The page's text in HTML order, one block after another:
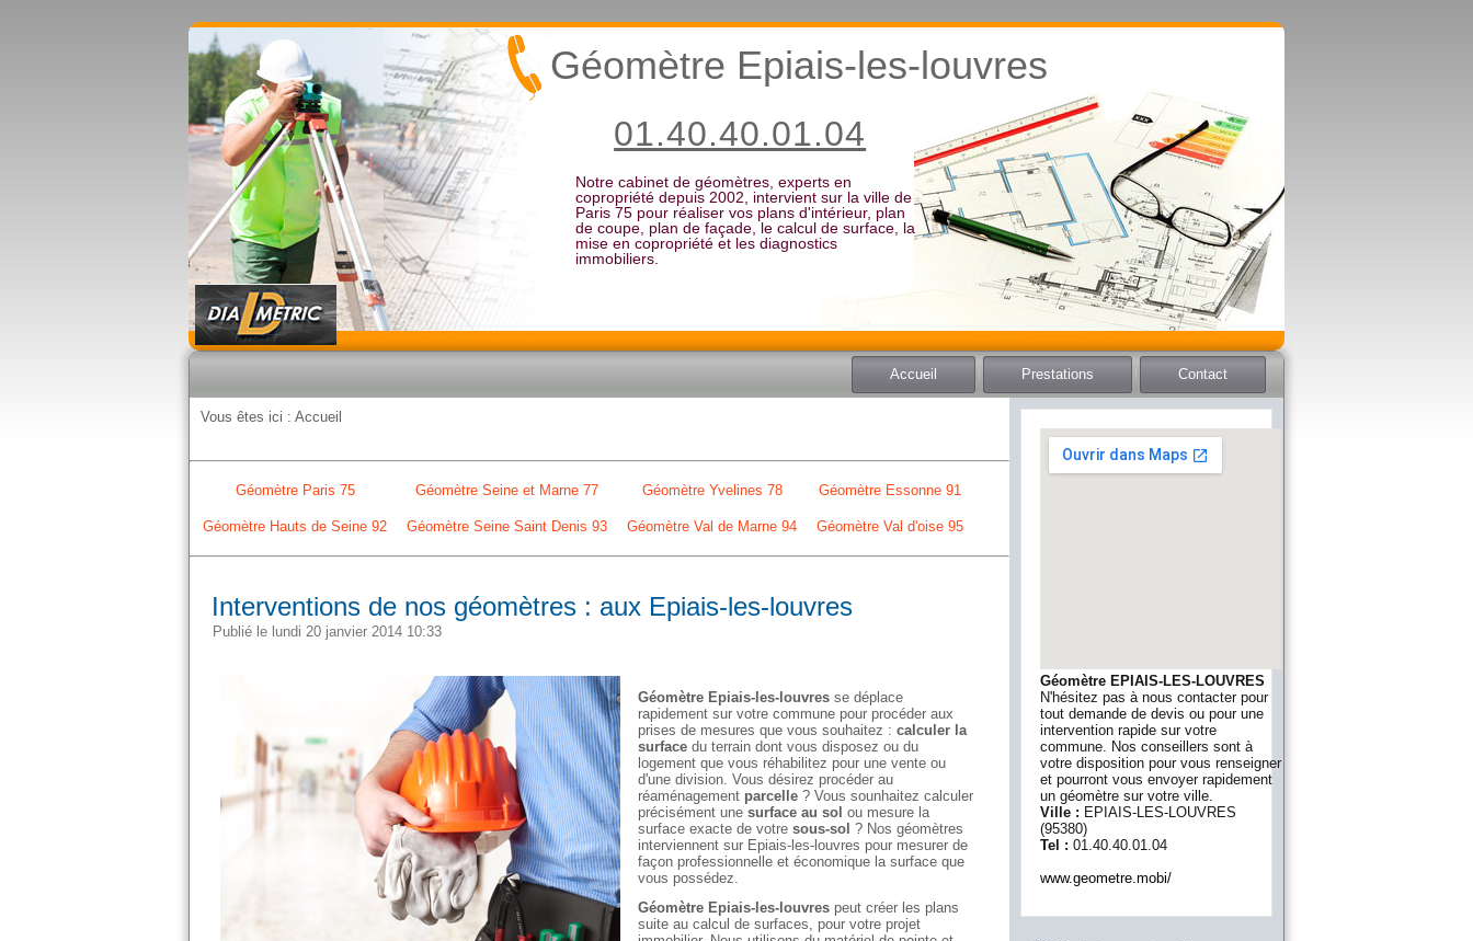
Notre cabinet de géomètres, experts en
copropriété depuis 2002, intervient sur la ville de
Paris 75 pour réaliser vos plans d'intérieur, plan
de coupe, plan de façade, le calcul de surface, la
mise en copropriété et les diagnostics
immobiliers.
Géomètre Epiais-les-louvres
01.40.40.01.04
Accueil Prestations Contact
Vous êtes ici : Accueil
Géomètre Paris 75 Géomètre Seine et Marne 77 Géomètre Yvelines 78 Géomètre Essonne 91
Géomètre Hauts de Seine 92 Géomètre Seine Saint Denis 93 Géomètre Val de Marne 94 Géomètre Val d'oise 95
Interventions de nos géomètres : aux Epiais-les-louvres
Publié le lundi 20 janvier 2014 10:33
Géomètre Epiais-les-louvres se déplace
rapidement sur votre commune pour procéder aux
prises de mesures que vous souhaitez : calculer la
surface du terrain dont vous disposez ou du
logement que vous réhabilitez pour une vente ou
d'une division. Vous désirez procéder au
réaménagement parcelle ? Vous sounhaitez calculer
précisément une surface au sol ou mesure la
surface exacte de votre sous-sol ? Nos géomètres
interviennent sur Epiais-les-louvres pour mesurer de
façon professionnelle et économique la surface que
vous possédez.
Géomètre Epiais-les-louvres peut créer les plans
suite au calcul de surfaces, pour votre projet
Géomètre EPIAIS-LES-LOUVRES
N'hésitez pas à nous contacter pour
tout demande de devis ou pour une
intervention rapide sur votre
commune. Nos conseillers sont à
votre disposition pour vous renseigner
et pourront vous envoyer rapidement
un géomètre sur votre ville.
Ville : EPIAIS-LES-LOUVRES
(95380)
Tel : 01.40.40.01.04
www.geometre.mobi/